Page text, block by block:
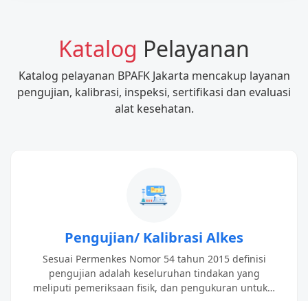
Katalog Pelayanan
Katalog pelayanan BPAFK Jakarta mencakup layanan
pengujian, kalibrasi, inspeksi, sertifikasi dan evaluasi
alat kesehatan.
Pengujian/ Kalibrasi Alkes
Sesuai Permenkes Nomor 54 tahun 2015 definisi
pengujian adalah keseluruhan tindakan yang
meliputi pemeriksaan fisik, dan pengukuran untuk…